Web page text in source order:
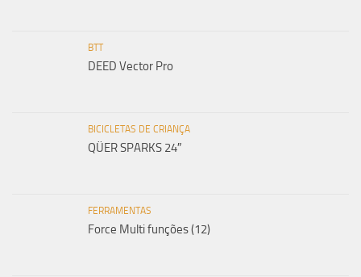
BTT
DEED Vector Pro
BICICLETAS DE CRIANÇA
QÜER SPARKS 24″
FERRAMENTAS
Force Multi funções (12)